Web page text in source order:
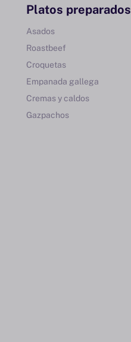
Platos preparados
Asados
Roastbeef
Croquetas
Empanada gallega
Cremas y caldos
Gazpachos